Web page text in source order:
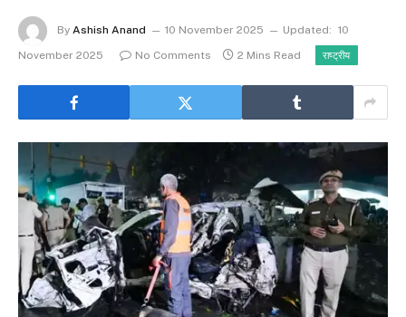
By Ashish Anand 10 November 2025 Updated: 10
November 2025
No Comments 2 Mins Read राष्ट्रीय